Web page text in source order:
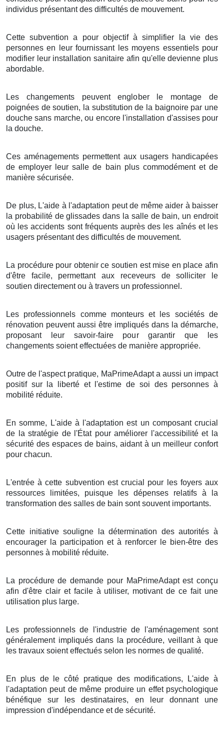
individus présentant des difficultés de mouvement.
Cette subvention a pour objectif à simplifier la vie des
personnes en leur fournissant les moyens essentiels pour
modifier leur installation sanitaire afin qu'elle devienne plus
abordable.
Les changements peuvent englober le montage de
poignées de soutien, la substitution de la baignoire par une
douche sans marche, ou encore l'installation d'assises pour
la douche.
Ces aménagements permettent aux usagers handicapées
de employer leur salle de bain plus commodément et de
manière sécurisée.
De plus, L'aide à l'adaptation peut de même aider à baisser
la probabilité de glissades dans la salle de bain, un endroit
où les accidents sont fréquents auprès des les aînés et les
usagers présentant des difficultés de mouvement.
La procédure pour obtenir ce soutien est mise en place afin
d'être facile, permettant aux receveurs de solliciter le
soutien directement ou à travers un professionnel.
Les professionnels comme monteurs et les sociétés de
rénovation peuvent aussi être impliqués dans la démarche,
proposant leur savoir-faire pour garantir que les
changements soient effectuées de manière appropriée.
Outre de l'aspect pratique, MaPrimeAdapt a aussi un impact
positif sur la liberté et l'estime de soi des personnes à
mobilité réduite.
En somme, L'aide à l'adaptation est un composant crucial
de la stratégie de l'État pour améliorer l'accessibilité et la
sécurité des espaces de bains, aidant à un meilleur confort
pour chacun.
L'entrée à cette subvention est crucial pour les foyers aux
ressources limitées, puisque les dépenses relatifs à la
transformation des salles de bain sont souvent importants.
Cette initiative souligne la détermination des autorités à
encourager la participation et à renforcer le bien-être des
personnes à mobilité réduite.
La procédure de demande pour MaPrimeAdapt est conçu
afin d'être clair et facile à utiliser, motivant de ce fait une
utilisation plus large.
Les professionnels de l'industrie de l'aménagement sont
généralement impliqués dans la procédure, veillant à que
les travaux soient effectués selon les normes de qualité.
En plus de le côté pratique des modifications, L'aide à
l'adaptation peut de même produire un effet psychologique
bénéfique sur les destinataires, en leur donnant une
impression d'indépendance et de sécurité.